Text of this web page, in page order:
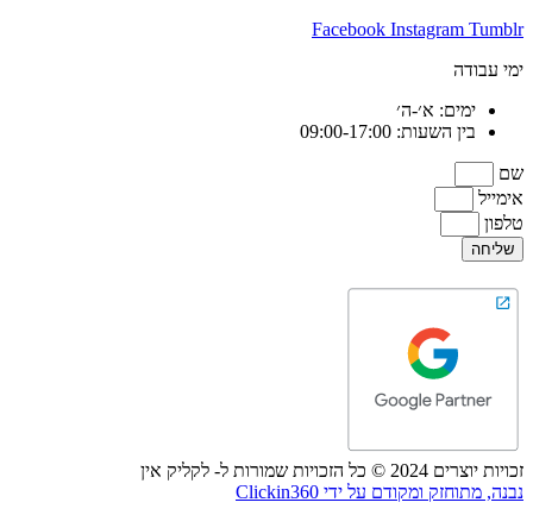
Facebook Instagram Tumblr
ימי עבודה
ימים: א׳-ה׳
בין השעות: 09:00-17:00
שם
אימייל
טלפון
שליחה
זכויות יוצרים 2024 © כל הזכויות שמורות ל- לקליק אין
נבנה, מתוחזק ומקודם על ידי Clickin360